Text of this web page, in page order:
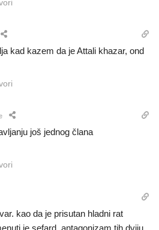
kad kazem da je Attali khazar, ond
još jednog člana
kao da je prisutan hladni rat
je sefard. antagonizam tih dviju